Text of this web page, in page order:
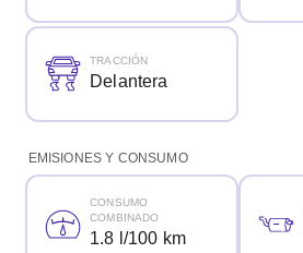
TRACCIÓN
Delantera
EMISIONES Y CONSUMO
CONSUMO
COMBINADO
1.8 l/100 km